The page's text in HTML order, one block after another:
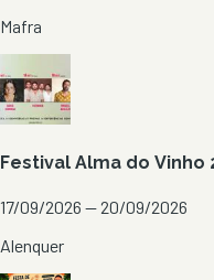
Mafra
Festival Alma do Vinho
17/09/2026 — 20/09/2026
Alenquer